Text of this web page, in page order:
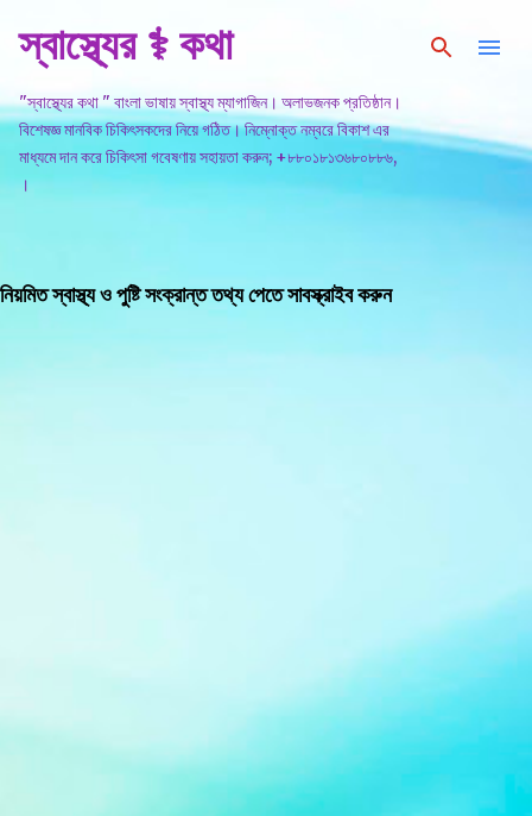
সরাসরি প্রধান সামগ্রীতে চলে যান
স্বাস্থ্যের ⚕️ কথা
"স্বাস্থ্যের কথা " বাংলা ভাষায় স্বাস্থ্য ম্যাগাজিন। অলাভজনক প্রতিষ্ঠান।
বিশেষজ্ঞ মানবিক চিকিৎসকদের নিয়ে গঠিত। নিম্নোক্ত নম্বরে বিকাশ এর
মাধ্যমে দান করে চিকিৎসা গবেষণায় সহায়তা করুন; +৮৮০১৮১৩৬৮০৮৮৬,
।
নিয়মিত স্বাস্থ্য ও পুষ্টি সংক্রান্ত তথ্য পেতে সাবস্ক্রাইব করুন